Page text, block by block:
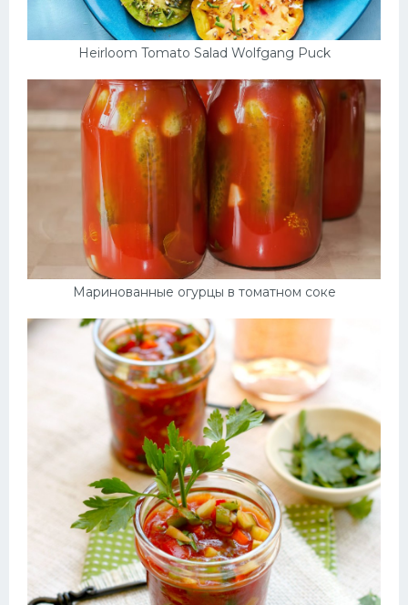
Heirloom Tomato Salad Wolfgang Puck
Маринованные огурцы в томатном соке